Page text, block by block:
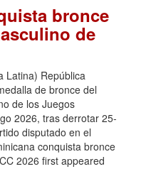
bronce
de
Latina) República
de bronce del
de los Juegos
2026, tras derrotar 25-
disputado en el
conquista bronce
2026 first appeared